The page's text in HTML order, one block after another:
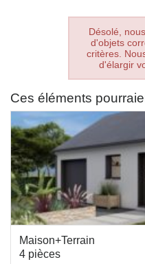
Désolé,
d'objets
critères.
d'élargir
Ces éléments
Maison+Terrain
4 pièces